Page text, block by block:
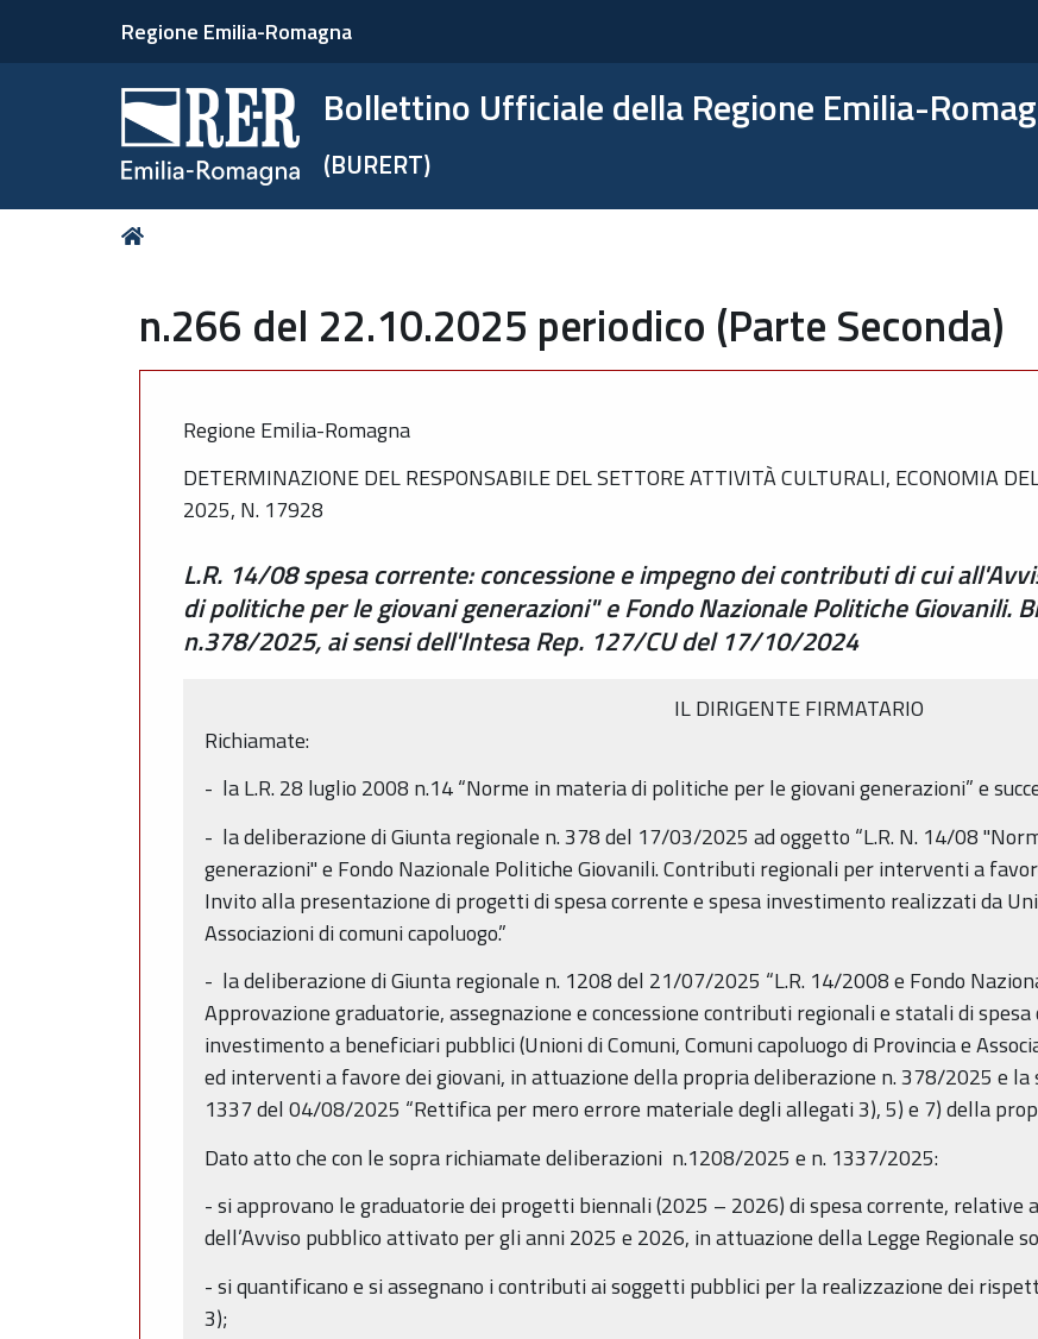
Regione Emilia-Romagna
Bollettino Ufficiale della Regione Emilia-
(BURERT)
Tu
n.266 del 22.10.2025 periodico (Parte Seconda)
Regione Emilia-Romagna
DETERMINAZIONE DEL RESPONSABILE DEL SETTORE ATTIVITÀ CULTURALI, ECONOMIA
2025, N. 17928
L.R. 14/08 spesa corrente: concessione e impegno dei contributi di cui
di politiche per le giovani generazioni" e Fondo Nazionale Politiche Giovanili.
n.378/2025, ai sensi dell'Intesa Rep. 127/CU del 17/10/2024
IL DIRIGENTE FIRMATARIO
Richiamate:
- la L.R. 28 luglio 2008 n.14 “Norme in materia di politiche per le giovani generazioni” e
- la deliberazione di Giunta regionale n. 378 del 17/03/2025 ad oggetto “L.R. N. 14/08
generazioni" e Fondo Nazionale Politiche Giovanili. Contributi regionali per interventi a
Invito alla presentazione di progetti di spesa corrente e spesa investimento realizzati da
Associazioni di comuni capoluogo.”
- la deliberazione di Giunta regionale n. 1208 del 21/07/2025 “L.R. 14/2008 e Fondo
Approvazione graduatorie, assegnazione e concessione contributi regionali e statali di
investimento a beneficiari pubblici (Unioni di Comuni, Comuni capoluogo di Provincia e
ed interventi a favore dei giovani, in attuazione della propria deliberazione n. 378/2025 e la
1337 del 04/08/2025 “Rettifica per mero errore materiale degli allegati 3), 5) e 7) della
Dato atto che con le sopra richiamate deliberazioni n.1208/2025 e n. 1337/2025:
- si approvano le graduatorie dei progetti biennali (2025 – 2026) di spesa corrente,
dell’Avviso pubblico attivato per gli anni 2025 e 2026, in attuazione della Legge Regionale
- si quantificano e si assegnano i contributi ai soggetti pubblici per la realizzazione dei
3);